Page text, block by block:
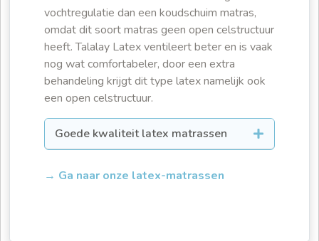
vochtregulatie dan een koudschuim matras,
omdat dit soort matras geen open celstructuur
heeft. Talalay Latex ventileert beter en is vaak
nog wat comfortabeler, door een extra
behandeling krijgt dit type latex namelijk ook
een open celstructuur.
Goede kwaliteit latex matrassen
→ Ga naar onze latex-matrassen